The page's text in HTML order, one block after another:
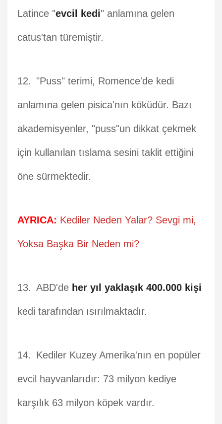
Latince "evcil kedi" anlamına gelen
catus'tan türemiştir.
"Puss" terimi, Romence'de kedi
anlamına gelen pisica'nın köküdür. Bazı
akademisyenler, "puss"un dikkat çekmek
için kullanılan tıslama sesini taklit ettiğini
öne sürmektedir.
AYRICA: Kediler Neden Yalar? Sevgi mi,
Yoksa Başka Bir Neden mi?
ABD'de her yıl yaklaşık 400.000 kişi
kedi tarafından ısırılmaktadır.
Kediler Kuzey Amerika'nın en popüler
evcil hayvanlarıdır: 73 milyon kediye
karşılık 63 milyon köpek vardır.